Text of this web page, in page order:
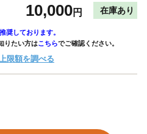
10,000円 在庫あり
奨しております。
りたい方はこちらでご確認ください。
上限額を調べる